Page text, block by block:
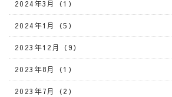
2024年3月（1）
2024年1月（5）
2023年12月（9）
2023年8月（1）
2023年7月（2）